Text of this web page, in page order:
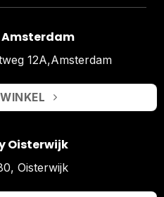
12A,Amsterdam
Oisterwijk
Oisterwijk